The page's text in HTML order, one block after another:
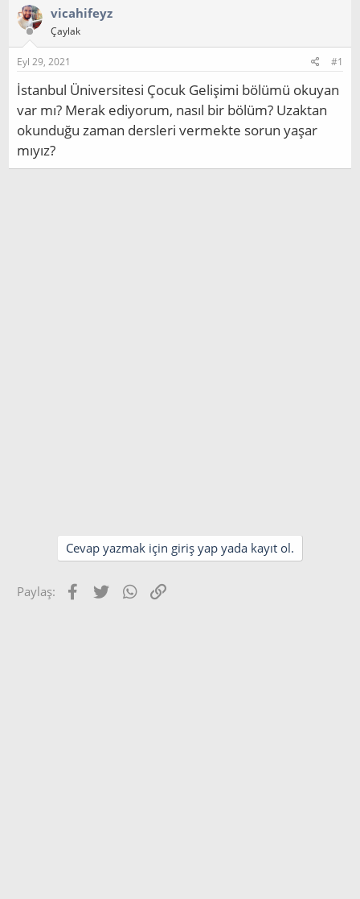
vicahifeyz
Çaylak
Eyl 29, 2021 #1
İstanbul Üniversitesi Çocuk Gelişimi bölümü okuyan
var mı? Merak ediyorum, nasıl bir bölüm? Uzaktan
okunduğu zaman dersleri vermekte sorun yaşar
mıyız?
Cevap yazmak için giriş yap yada kayıt ol.
Paylaş: Facebook
Twitter WhatsApp